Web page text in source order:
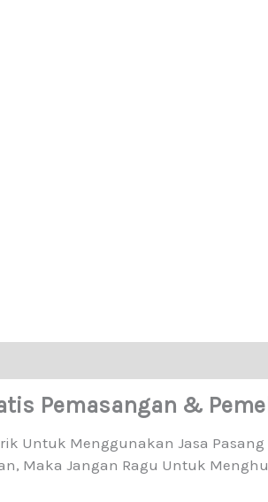
Pemasangan &
Untuk Menggunakan Jasa
Maka Jangan Ragu Untuk